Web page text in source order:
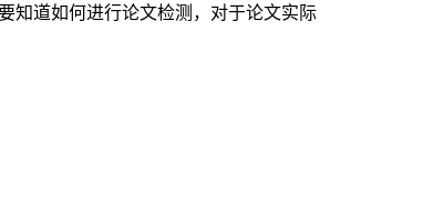
知道如何进行论文检测，对于论文实际